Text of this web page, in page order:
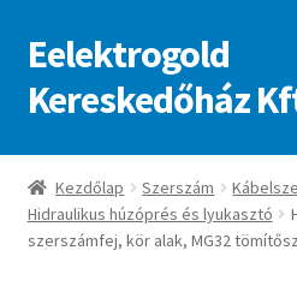
Ugrás
a
navigációhoz
Kilépés
a
tartalomba
Eelektrogold
Kereskedőház
Kezdőlap
A fiókom
Kezdőlap Szerszám
Hidraulikus húzóprés és lyukasztó
szerszámfej, kör alak, MG32